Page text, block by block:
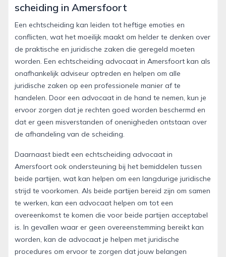
scheiding in Amersfoort
Een echtscheiding kan leiden tot heftige emoties en
conflicten, wat het moeilijk maakt om helder te denken over
de praktische en juridische zaken die geregeld moeten
worden. Een echtscheiding advocaat in Amersfoort kan als
onafhankelijk adviseur optreden en helpen om alle
juridische zaken op een professionele manier af te
handelen. Door een advocaat in de hand te nemen, kun je
ervoor zorgen dat je rechten goed worden beschermd en
dat er geen misverstanden of onenigheden ontstaan over
de afhandeling van de scheiding.
Daarnaast biedt een echtscheiding advocaat in
Amersfoort ook ondersteuning bij het bemiddelen tussen
beide partijen, wat kan helpen om een langdurige juridische
strijd te voorkomen. Als beide partijen bereid zijn om samen
te werken, kan een advocaat helpen om tot een
overeenkomst te komen die voor beide partijen acceptabel
is. In gevallen waar er geen overeenstemming bereikt kan
worden, kan de advocaat je helpen met juridische
procedures om ervoor te zorgen dat jouw belangen